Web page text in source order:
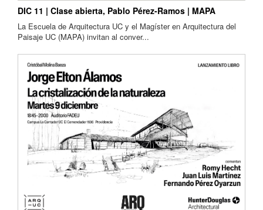
DIC 11 | Clase abierta, Pablo Pérez-Ramos | MAPA
La Escuela de Arquitectura UC y el Magíster en Arquitectura del
Paisaje UC (MAPA) invitan al conver...